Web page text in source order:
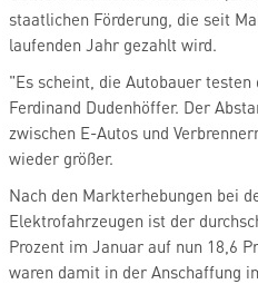
staatlichen Förderung, die seit
laufenden Jahr gezahlt wird.
"Es scheint, die Autobauer
Ferdinand Dudenhöffer. Der
zwischen E-Autos und
wieder größer.
Nach den Markterhebungen bei
Elektrofahrzeugen ist der
Prozent im Januar auf nun 18,6
waren damit in der Anschaffung